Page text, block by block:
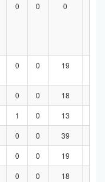
0 0 0
0 0 19
0 0 18
1 0 13
0 0 39
0 0 19
0 0 18